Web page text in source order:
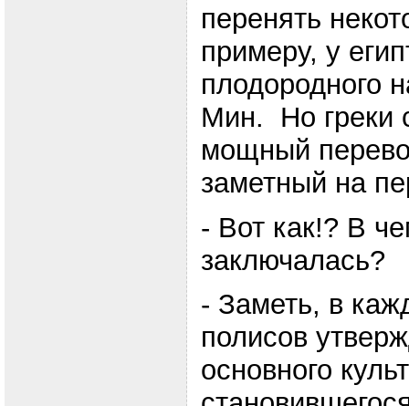
перенять
примеру, у
плодородного
Мин. Но греки
мощный
заметный на
- Вот как!? В
заключалась?
- Заметь, в
полисов
основного